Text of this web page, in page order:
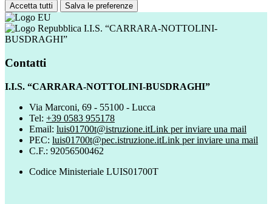
Accetta tutti Salva le preferenze
I.I.S. “CARRARA-NOTTOLINI-
BUSDRAGHI”
Contatti
I.I.S. “CARRARA-NOTTOLINI-BUSDRAGHI”
Via Marconi, 69 - 55100 - Lucca
Tel: +39 0583 955178
Email: luis01700t@istruzione.itLink per inviare una mail
PEC: luis01700t@pec.istruzione.itLink per inviare una mail
C.F.: 92056500462
Codice Ministeriale LUIS01700T